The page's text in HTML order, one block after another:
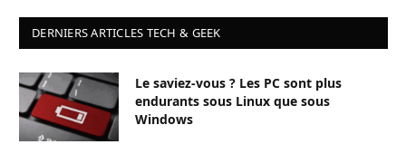
DERNIERS ARTICLES TECH & GEEK
Le saviez-vous ? Les PC sont plus
endurants sous Linux que sous
Windows